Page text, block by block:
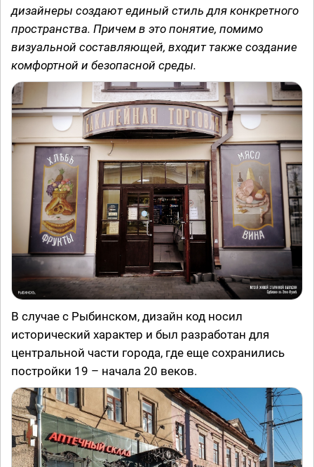
дизайнеры создают единый стиль для конкретного
пространства. Причем в это понятие, помимо
визуальной составляющей, входит также создание
комфортной и безопасной среды.
В случае с Рыбинском, дизайн код носил
исторический характер и был разработан для
центральной части города, где еще сохранились
постройки 19 – начала 20 веков.